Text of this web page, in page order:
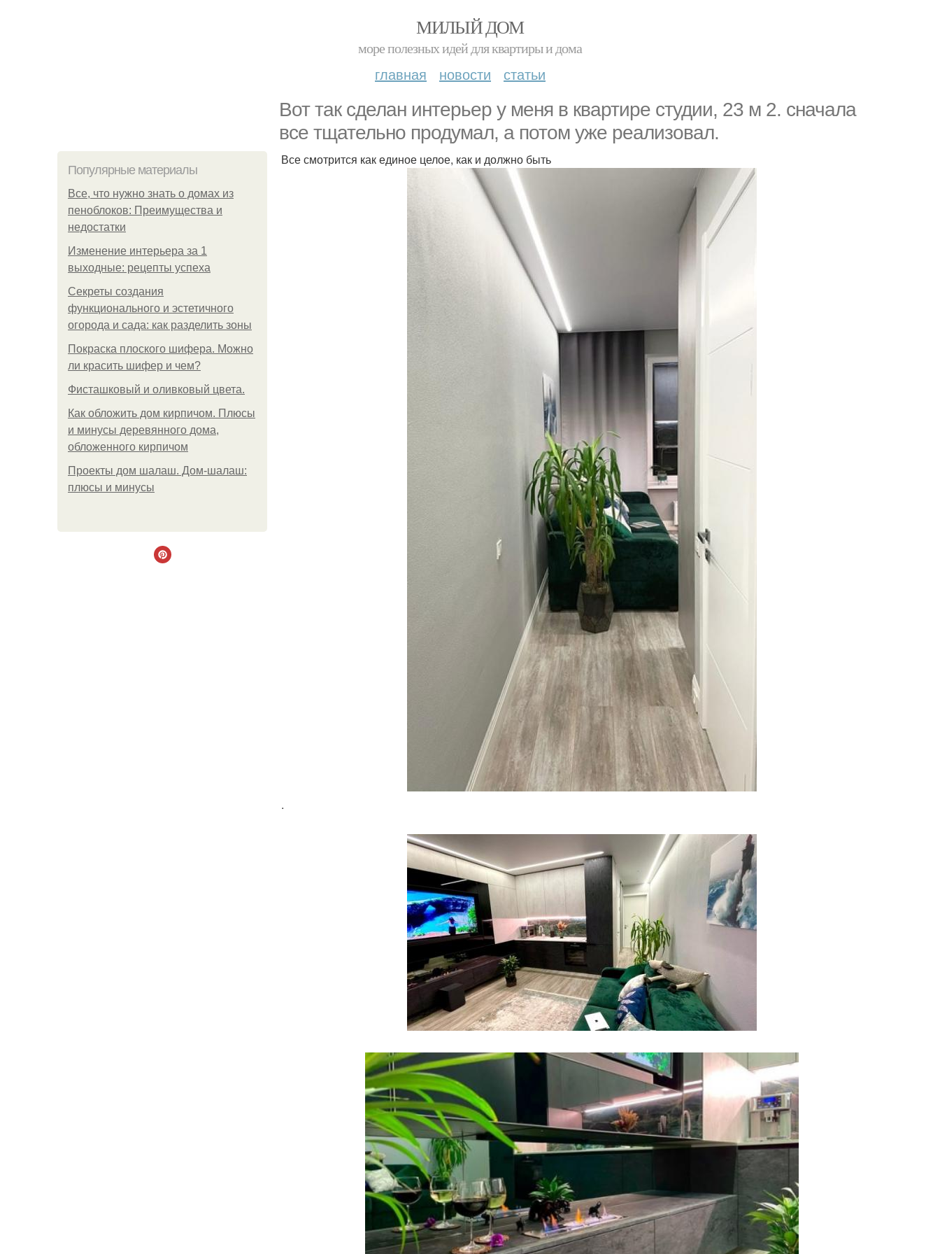
МИЛЫЙ ДОМ
море полезных идей для квартиры и дома
главная новости статьи
Вот так сделан интерьер у меня в квартире студии, 23 м 2. сначала
все тщательно продумал, а потом уже реализовал.
Популярные материалы
Все, что нужно знать о домах из
пеноблоков: Преимущества и
недостатки
Изменение интерьера за 1
выходные: рецепты успеха
Секреты создания
функционального и эстетичного
огорода и сада: как разделить зоны
Покраска плоского шифера. Можно
ли красить шифер и чем?
Фисташковый и оливковый цвета.
Как обложить дом кирпичом. Плюсы
и минусы деревянного дома,
обложенного кирпичом
Проекты дом шалаш. Дом-шалаш:
плюсы и минусы
Все смотрится как единое целое, как и должно быть
.